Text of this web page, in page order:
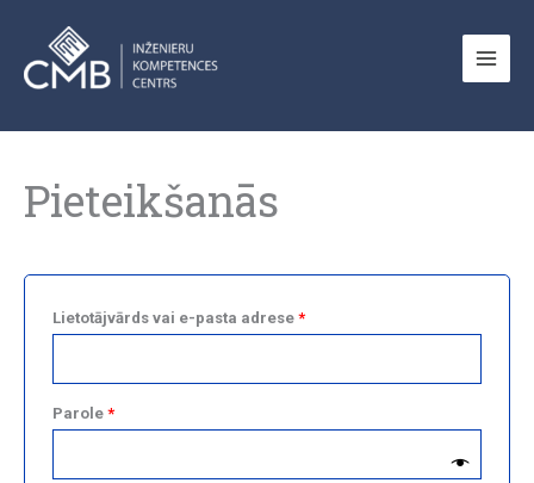
content
Pieteikšanās
Lietotājvārds vai e-pasta adrese *
Parole *